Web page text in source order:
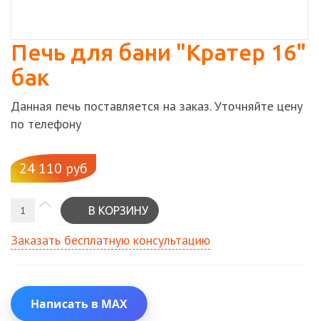
Печь для бани "Кратер 16"
бак
Данная печь поставляется на заказ. Уточняйте цену
по телефону
24 110 руб
Заказать бесплатную консультацию
Написать в МАХ